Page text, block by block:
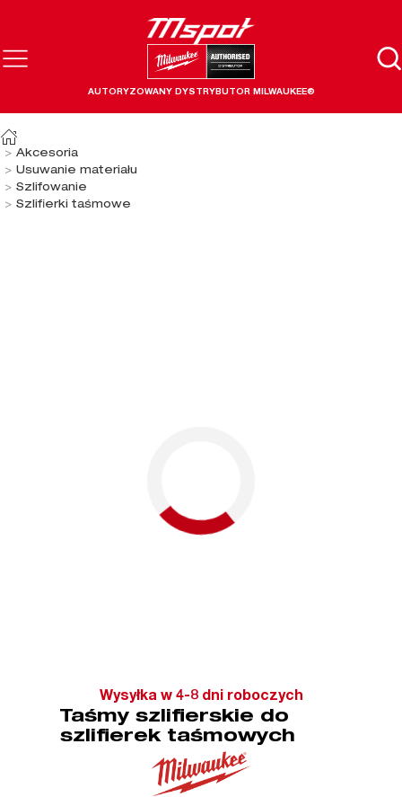
AUTORYZOWANY DYSTRYBUTOR MILWAUKEE®
Akcesoria
Usuwanie materiału
Szlifowanie
Szlifierki taśmowe
Wysyłka w 4-8 dni roboczych
Taśmy szlifierskie do
szlifierek taśmowych